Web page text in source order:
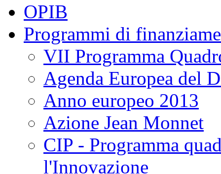
OPIB
Programmi di
VII Programma
Agenda Europea del
Anno europeo 2013
Azione Jean Monnet
CIP - Programma
l'Innovazione